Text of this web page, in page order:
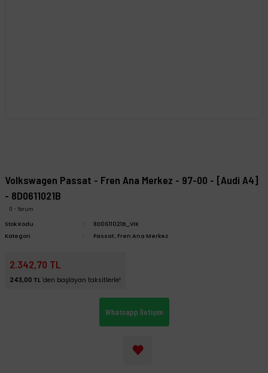
Volkswagen Passat - Fren Ana Merkez - 97-00 - [Audi A4]
- 8D0611021B
0 - Yorum
Stok Kodu
8D0611021B_VIK
Kategori
Passat, Fren Ana Merkez
2.342,70 TL
243,00 TL 'den başlayan taksitlerle!
Whatsapp İletişim